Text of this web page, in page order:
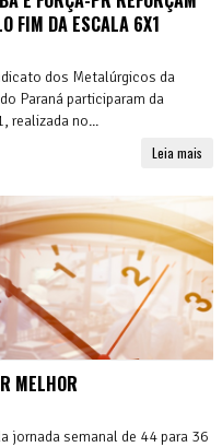
FIM DA ESCALA 6X1
dos Metalúrgicos da
Paraná participaram da
realizada no...
Leia mais
MELHOR
jornada semanal de 44 para 36